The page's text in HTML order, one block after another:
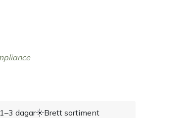
dagar Brett sortiment